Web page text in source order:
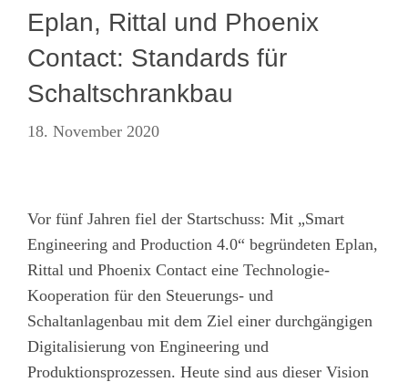
Eplan, Rittal und Phoenix
Contact: Standards für
Schaltschrankbau
18. November 2020
Vor fünf Jahren fiel der Startschuss: Mit „Smart
Engineering and Production 4.0“ begründeten Eplan,
Rittal und Phoenix Contact eine Technologie-
Kooperation für den Steuerungs- und
Schaltanlagenbau mit dem Ziel einer durchgängigen
Digitalisierung von Engineering und
Produktionsprozessen. Heute sind aus dieser Vision